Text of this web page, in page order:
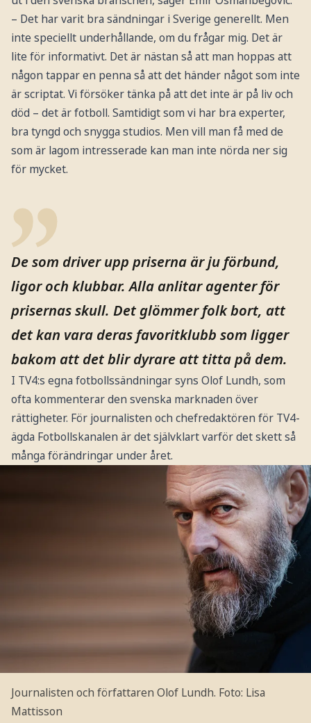
– Det har varit bra sändningar i Sverige generellt. Men
inte speciellt underhållande, om du frågar mig. Det är
lite för informativt. Det är nästan så att man hoppas att
någon tappar en penna så att det händer något som inte
är scriptat. Vi försöker tänka på att det inte är på liv och
död – det är fotboll. Samtidigt som vi har bra experter,
bra tyngd och snygga studios. Men vill man få med de
som är lagom intresserade kan man inte nörda ner sig
för mycket.
De som driver upp priserna är ju förbund,
ligor och klubbar. Alla anlitar agenter för
prisernas skull. Det glömmer folk bort, att
det kan vara deras favoritklubb som ligger
bakom att det blir dyrare att titta på dem.
I TV4:s egna fotbollssändningar syns Olof Lundh, som
ofta kommenterar den svenska marknaden över
rättigheter. För journalisten och chefredaktören för TV4-
ägda Fotbollskanalen är det självklart varför det skett så
många förändringar under året.
Journalisten och författaren Olof Lundh. Foto: Lisa
Mattisson